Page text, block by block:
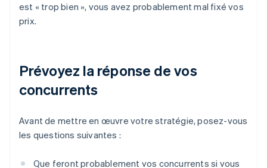
est « trop bien », vous avez probablement mal fixé vos
prix.
Prévoyez la réponse de vos
concurrents
Avant de mettre en œuvre votre stratégie, posez-vous
les questions suivantes :
Que feront probablement vos concurrents si vous